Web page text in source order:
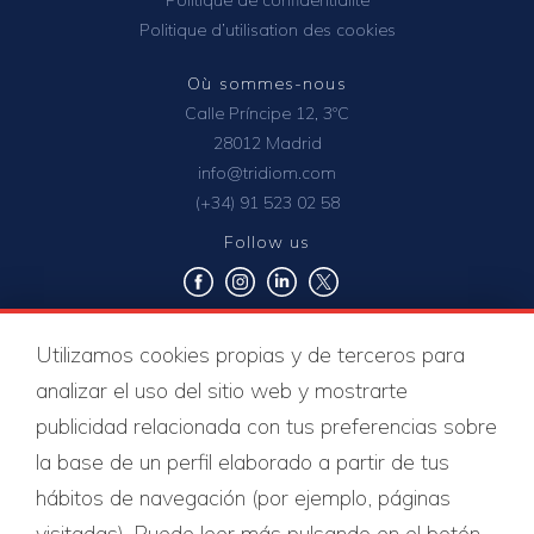
Politique d’utilisation des cookies
Où sommes-nous
Calle Príncipe 12, 3ºC
28012 Madrid
info@tridiom.com
(+34) 91 523 02 58
Follow us
Certificats de qualité
Utilizamos cookies propias y de terceros para
analizar el uso del sitio web y mostrarte
publicidad relacionada con tus preferencias sobre
la base de un perfil elaborado a partir de tus
hábitos de navegación (por ejemplo, páginas